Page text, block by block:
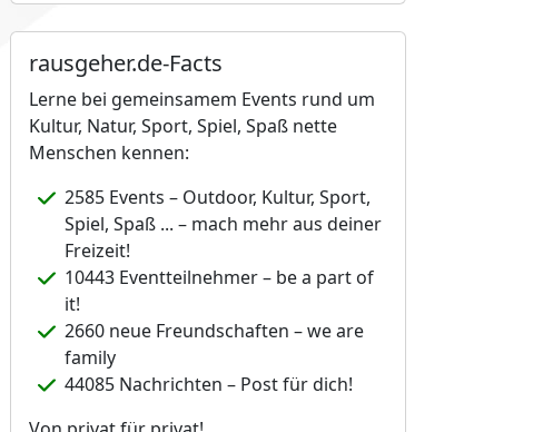
rausgeher.de-Facts
Lerne bei gemeinsamem Events rund um
Kultur, Natur, Sport, Spiel, Spaß nette
Menschen kennen:
2585 Events – Outdoor, Kultur, Sport,
Spiel, Spaß ... – mach mehr aus deiner
Freizeit!
10443 Eventteilnehmer – be a part of
it!
2660 neue Freundschaften – we are
family
44085 Nachrichten – Post für dich!